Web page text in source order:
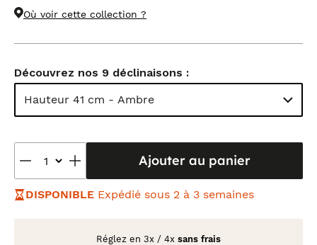
Où voir cette collection ?
Découvrez nos 9 déclinaisons :
Hauteur 41 cm - Ambre
Ajouter au panier
DISPONIBLE Expédié sous 2 à 3 semaines
Réglez en 3x / 4x sans frais